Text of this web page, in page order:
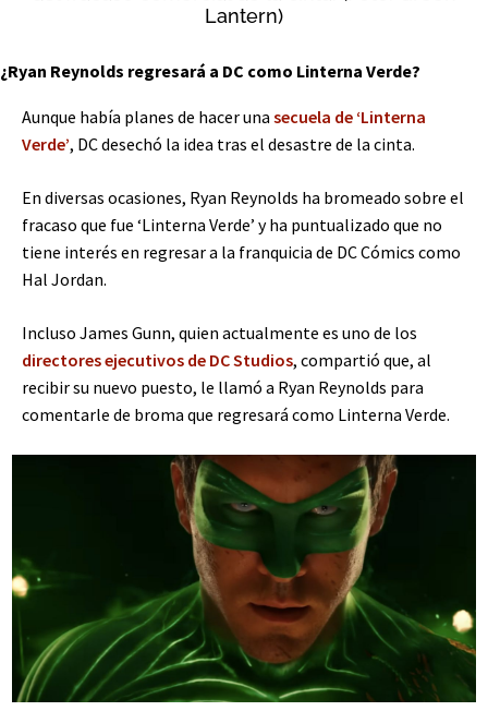
Lantern)
¿Ryan Reynolds regresará a DC como Linterna Verde?
Aunque había planes de hacer una secuela de ‘Linterna
Verde’, DC desechó la idea tras el desastre de la cinta.
En diversas ocasiones, Ryan Reynolds ha bromeado sobre el
fracaso que fue ‘Linterna Verde’ y ha puntualizado que no
tiene interés en regresar a la franquicia de DC Cómics como
Hal Jordan.
Incluso James Gunn, quien actualmente es uno de los
directores ejecutivos de DC Studios, compartió que, al
recibir su nuevo puesto, le llamó a Ryan Reynolds para
comentarle de broma que regresará como Linterna Verde.